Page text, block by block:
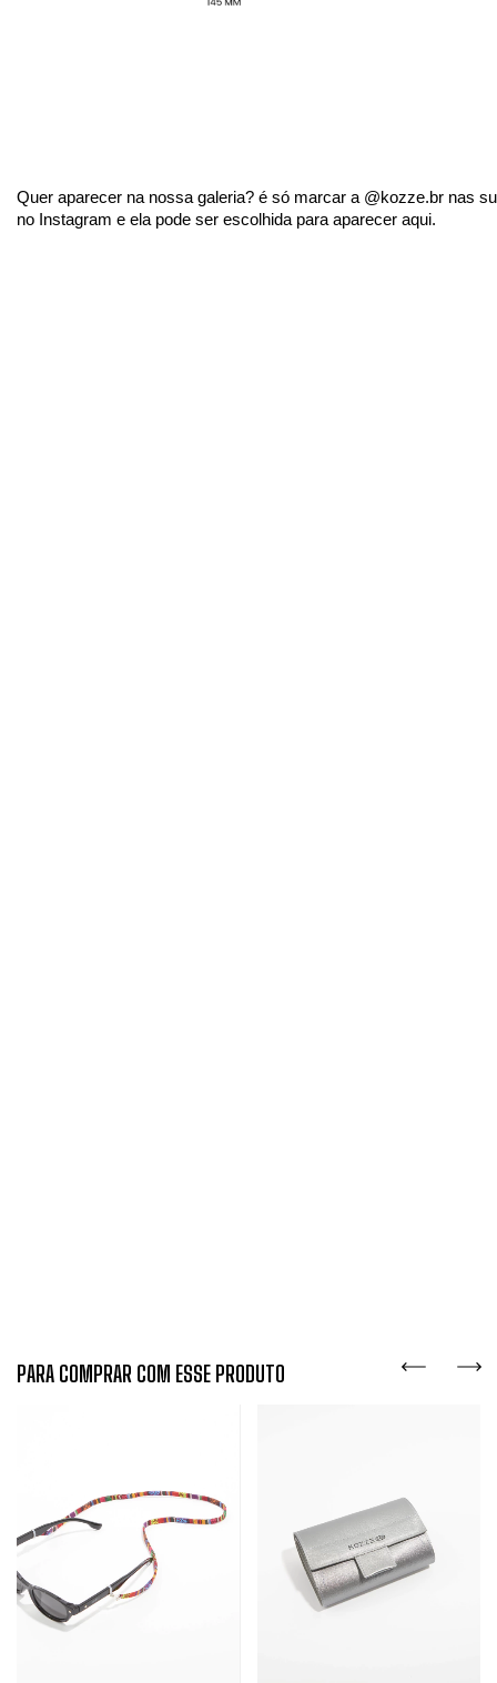
Quer aparecer na nossa galeria? é só marcar a @kozze.br nas
no Instagram e ela pode ser escolhida para aparecer aqui.
PARA COMPRAR COM ESSE PRODUTO